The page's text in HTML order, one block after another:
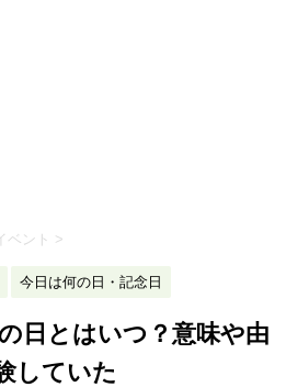
ベント >
今日は何の日・記念日
日とはいつ？意味や由
していた